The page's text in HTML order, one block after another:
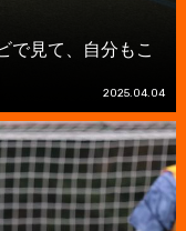
で見て、自分もこ
2025.04.04